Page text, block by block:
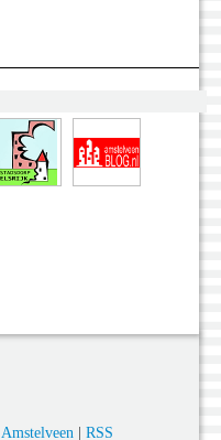
Amstelveen| RSS